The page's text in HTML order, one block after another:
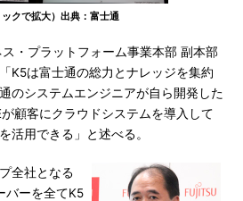
ックで拡大）出典：富士通
・プラットフォーム事業本部 副本部
K5は富士通の総力とナレッジを集約
のシステムエンジニアが自ら開発した
顧客にクラウドシステムを導入して
活用できる」と述べる。
全社となる
バーを全てK5